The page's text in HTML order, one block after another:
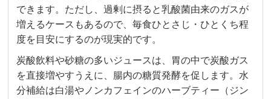
できます。ただし、過剰に摂ると乳酸菌由来のガスが
増えるケースもあるので、毎食ひとさじ・ひとくち程
度を目安にするのが現実的です。
炭酸飲料や砂糖の多いジュースは、胃の中で炭酸ガス
を直接増やすうえに、腸内の糖質発酵を促します。水
分補給は白湯やノンカフェインのハーブティー（ジン